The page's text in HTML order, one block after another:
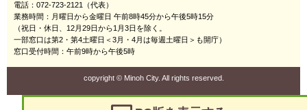
電話：072-723-2121（代表）
業務時間：月曜日から金曜日 午前8時45分から午後5時15分
（祝日・休日、12月29日から1月3日を除く。
一部窓口は第2・第4土曜日＜3月・4月は毎週土曜日＞も開庁）
窓口受付時間：午前9時から午後5時
copyright ©Minoh City. All rights reserved.